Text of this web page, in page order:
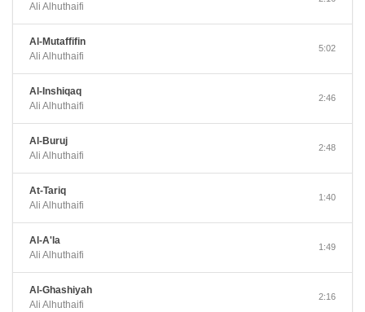
Ali Alhuthaifi
Al-Mutaffifin
Ali Alhuthaifi
5:02
Al-Inshiqaq
Ali Alhuthaifi
2:46
Al-Buruj
Ali Alhuthaifi
2:48
At-Tariq
Ali Alhuthaifi
1:40
Al-A'la
Ali Alhuthaifi
1:49
Al-Ghashiyah
Ali Alhuthaifi
2:16